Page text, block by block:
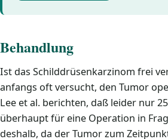
Behandlung
Ist das Schilddrüsenkarzinom frei
anfangs oft versucht, den Tumor
Lee et al. berichten, daß leider nur
überhaupt für eine Operation in
deshalb, da der Tumor zum